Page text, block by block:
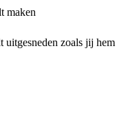
maken
zoals jij hem